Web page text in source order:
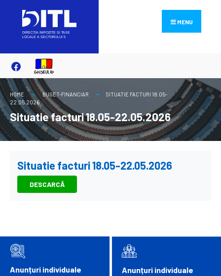
content
MENU
HOME BUGET-FINANCIAR
SITUATIE FACTURI 18.05-
22.05.2026
Situatie facturi 18.05-22.05.2026
Situatie facturi 18.05-22.05.2026
DESCARCĂ
Anunțuri individuale
Anunțuri individuale
for: